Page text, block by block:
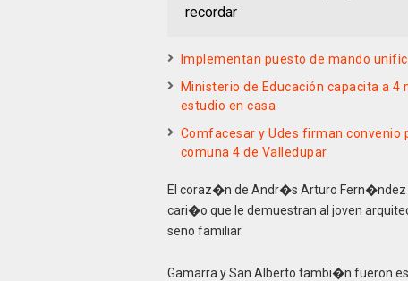
recordar
Implementan puesto de mando
Ministerio de Educación capacita a
estudio en casa
Comfacesar y Udes firman
comuna 4 de Valledupar
El coraz�n de Andr�s Arturo Fern�ndez
cari�o que le demuestran al joven
seno familiar.
Gamarra y San Alberto tambi�n fueron